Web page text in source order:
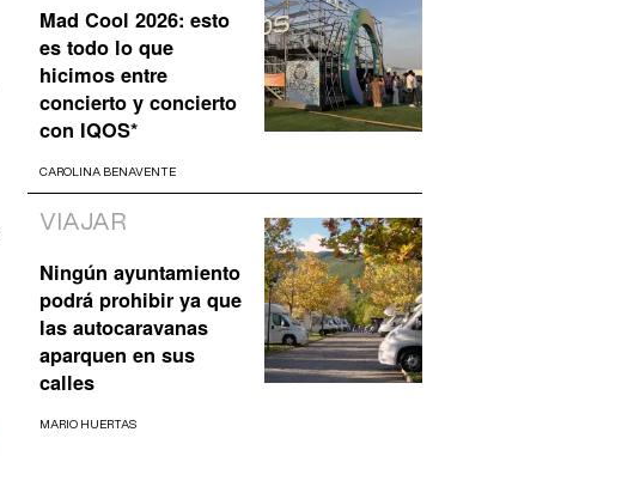
Mad Cool 2026: esto
es todo lo que
hicimos entre
concierto y concierto
con IQOS*
CAROLINA BENAVENTE
VIAJAR
Ningún ayuntamiento
podrá prohibir ya que
las autocaravanas
aparquen en sus
calles
MARIO HUERTAS